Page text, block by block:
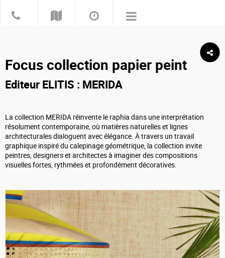
Focus collection papier peint
Editeur ELITIS : MERIDA
La collection MERIDA réinvente le raphia dans une interprétation
résolument contemporaine, où matières naturelles et lignes
architecturales dialoguent avec élégance. À travers un travail
graphique inspiré du calepinage géométrique, la collection invite
peintres, designers et architectes à imaginer des compositions
visuelles fortes, rythmées et profondément décoratives.